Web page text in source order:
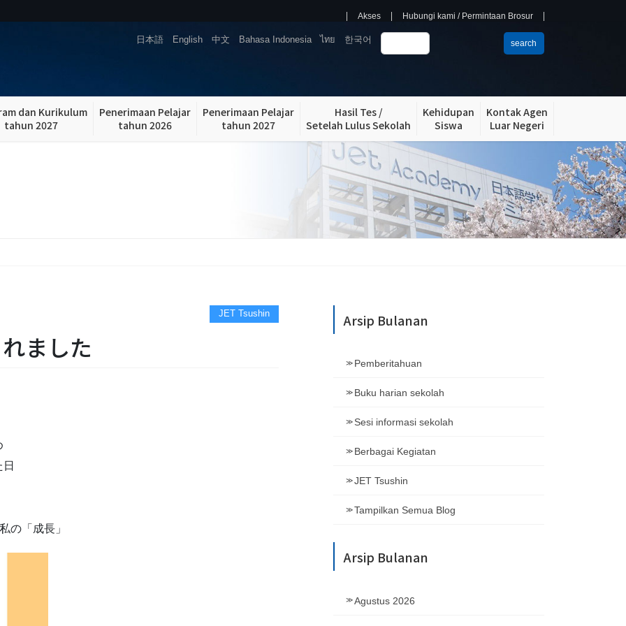
Akses Hubungi kami / Permintaan Brosur
English Bahasa Indonesia
日本語 한국어
ไทย
中文 search
dan Kurikulum
tahun 2027
Penerimaan Pelajar
tahun 2026
Penerimaan Pelajar
tahun 2027
Hasil Tes /
Setelah Lulus Sekolah
Kehidupan
Siswa
Kontak Agen
Luar Negeri
JET Tsushin
ました
の「成長」
Arsip Bulanan
Pemberitahuan
Buku harian sekolah
Sesi informasi sekolah
Berbagai Kegiatan
JET Tsushin
Tampilkan Semua Blog
Arsip Bulanan
Agustus 2026